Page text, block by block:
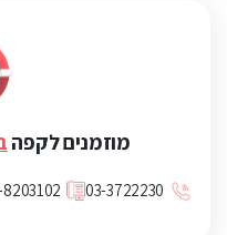
מוזמנים לקפה
03-3722230